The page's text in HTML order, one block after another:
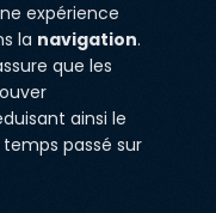
expérience
la navigation.
que les
ainsi le
passé sur